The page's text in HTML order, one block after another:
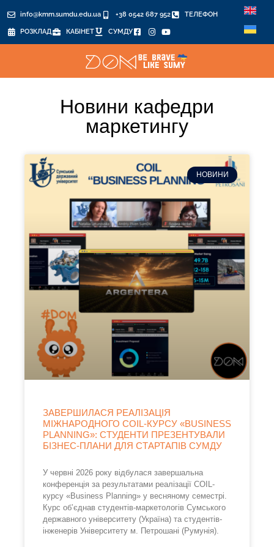
info@kmm.sumdu.edu.ua +38 0542 687 952 ТЕЛЕФОН
РОЗКЛАД КАБІНЕТ СУМДУ
Новини кафедри
маркетингу
НОВИНИ
ЗАВЕРШИЛАСЯ РЕАЛІЗАЦІЯ
МІЖНАРОДНОГО COIL-КУРСУ «BUSINESS
PLANNING»: СТУДЕНТИ ПРЕЗЕНТУВАЛИ
БІЗНЕС-ПЛАНИ ДЛЯ СТАРТАПІВ СУМДУ
У червні 2026 року відбулася завершальна
конференція за результатами реалізації COIL-
курсу «Business Planning» у весняному семестрі.
Курс об’єднав студентів-маркетологів Сумського
державного університету (Україна) та студентів-
інженерів Університету м. Петрошані (Румунія).